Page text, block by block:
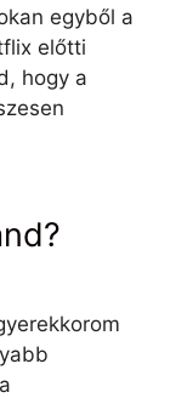
egyből a
előtti
hogy a